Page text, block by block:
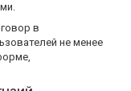
в
не менее